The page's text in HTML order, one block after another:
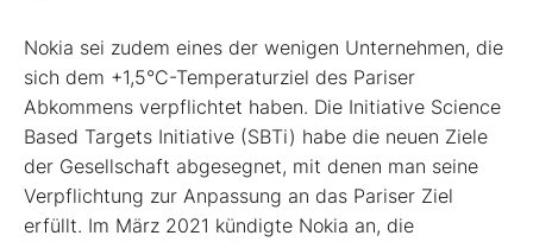
Nokia sei zudem eines der wenigen Unternehmen, die
sich dem +1,5°C-Temperaturziel des Pariser
Abkommens verpflichtet haben. Die Initiative Science
Based Targets Initiative (SBTi) habe die neuen Ziele
der Gesellschaft abgesegnet, mit denen man seine
Verpflichtung zur Anpassung an das Pariser Ziel
erfüllt. Im März 2021 kündigte Nokia an, die